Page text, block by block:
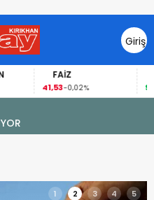
Giriş
Yap
94,760,59%
1 2 3 4 5